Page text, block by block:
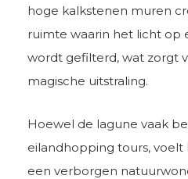
hoge kalkstenen muren
ruimte waarin het licht op
wordt gefilterd, wat zorgt
magische uitstraling.
Hoewel de lagune vaak
eilandhopping tours, voelt
een verborgen